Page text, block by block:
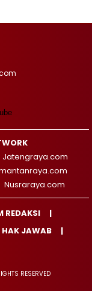
Jatengraya.com
Nusraraya.com
REDAKSI
HAK JAWAB
RESERVED